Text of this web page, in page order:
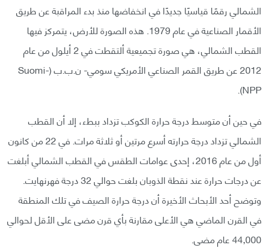
الشمالي رقمًا قياسيًا جديدًا في انخفاضها منذ بدء المراقبة عن طريق
الأقمار الصناعية في عام 1979. هذه الصورة للأرض، يتمركز فيها
القطب الشمالي، هي صورة تجميعية ألتقطت في 2 أيلول من عام
2012 عن طريق القمر الصناعي الأمريكي سومي- ن.ب.ب (Suomi-
NPP).
في حين أن متوسط درجة حرارة الكوكب تزداد ببطء، إلا أن القطب
الشمالي تزداد درجة حرارته أسرع مرتين أو ثلاثة مرات. في 22 من كانون
أول من عام 2016، إحدى عوامات الطقس في القطب الشمالي أبلغت
عن درجات حرارة عند نقطة الذوبان بلغت حوالي 32 درجة فهرنهايت.
وتوضح أحد الأبحاث الأخيرة أن درجة حرارة الصيف في تلك المنطقة
في القرن الماضي هي الأعلى مقارنة بأي قرن مضى على الأقل لحوالي
44,000 عام مضى.